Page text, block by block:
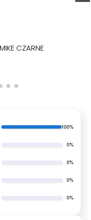
CZARNE
100%
0%
0%
0%
0%